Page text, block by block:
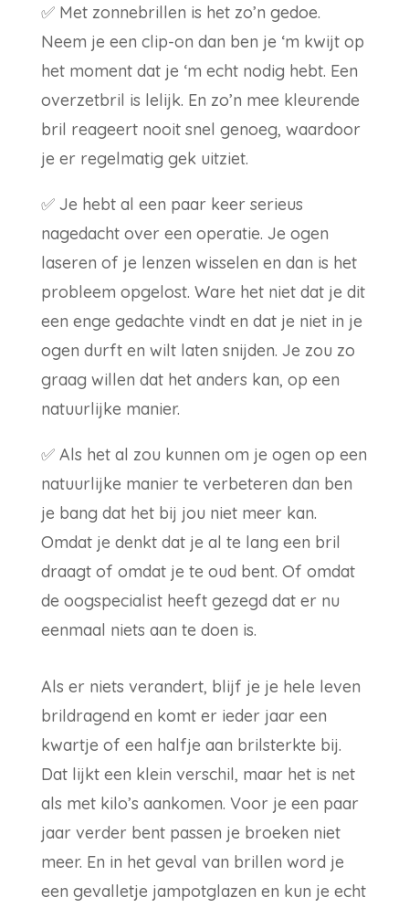
✅ Met zonnebrillen is het zo’n gedoe.
Neem je een clip-on dan ben je ‘m kwijt op
het moment dat je ‘m echt nodig hebt. Een
overzetbril is lelijk. En zo’n mee kleurende
bril reageert nooit snel genoeg, waardoor
je er regelmatig gek uitziet.
✅ Je hebt al een paar keer serieus
nagedacht over een operatie. Je ogen
laseren of je lenzen wisselen en dan is het
probleem opgelost. Ware het niet dat je dit
een enge gedachte vindt en dat je niet in je
ogen durft en wilt laten snijden. Je zou zo
graag willen dat het anders kan, op een
natuurlijke manier.
✅ Als het al zou kunnen om je ogen op een
natuurlijke manier te verbeteren dan ben
je bang dat het bij jou niet meer kan.
Omdat je denkt dat je al te lang een bril
draagt of omdat je te oud bent. Of omdat
de oogspecialist heeft gezegd dat er nu
eenmaal niets aan te doen is.
Als er niets verandert, blijf je je hele leven
brildragend en komt er ieder jaar een
kwartje of een halfje aan brilsterkte bij.
Dat lijkt een klein verschil, maar het is net
als met kilo’s aankomen. Voor je een paar
jaar verder bent passen je broeken niet
meer. En in het geval van brillen word je
een gevalletje jampotglazen en kun je echt